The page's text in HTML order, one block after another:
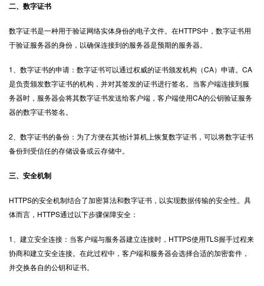
二、数字证书
数字证书是一种用于验证网络实体身份的电子文件。在HTTPS中，数字证书用
于验证服务器的身份，以确保连接到的服务器是预期的服务器。
1、数字证书的申请：数字证书可以通过权威的证书颁发机构（CA）申请。CA
是负责颁发数字证书的机构，并对其签发的证书进行签名。当客户端连接到服
务器时，服务器会将其数字证书发送给客户端，客户端使用CA的公钥验证服务
器的数字证书签名。
2、数字证书的备份：为了方便在其他计算机上恢复数字证书，可以将数字证书
备份到受信任的存储设备或云存储中。
三、安全机制
HTTPS的安全机制结合了加密算法和数字证书，以实现数据传输的安全性。具
体而言，HTTPS通过以下步骤保障安全：
1、建立安全连接：当客户端与服务器建立连接时，HTTPS使用TLS握手过程来
协商和建立安全连接。在此过程中，客户端和服务器会选择合适的加密套件，
并交换各自的公钥和证书。